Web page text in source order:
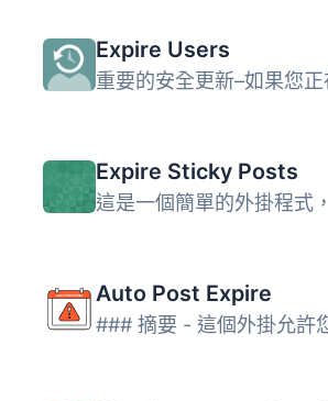
Expire Users
Expire Sticky Posts
Auto Post Expire